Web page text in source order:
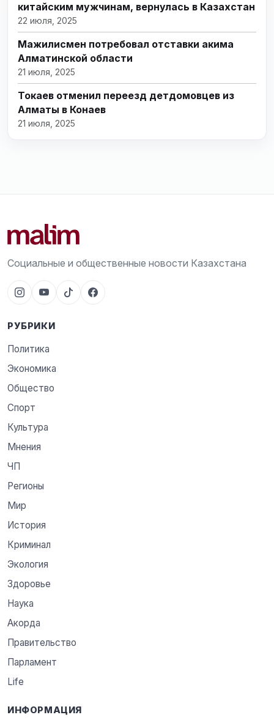
китайским мужчинам, вернулась в Казахстан
22 июля, 2025
Мажилисмен потребовал отставки акима
Алматинской области
21 июля, 2025
Токаев отменил переезд детдомовцев из
Алматы в Конаев
21 июля, 2025
Социальные и общественные новости Казахстана
РУБРИКИ
Политика
Экономика
Общество
Спорт
Культура
Мнения
ЧП
Регионы
Мир
История
Криминал
Экология
Здоровье
Наука
Акорда
Правительство
Парламент
Life
ИНФОРМАЦИЯ